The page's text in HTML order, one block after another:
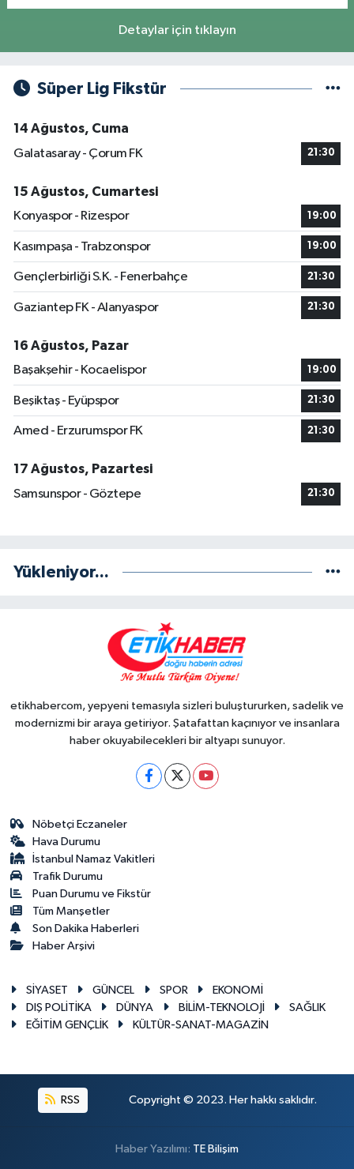
Detaylar için tıklayın
Süper Lig Fikstür
14 Ağustos, Cuma
Galatasaray - Çorum FK
21:30
15 Ağustos, Cumartesi
Konyaspor - Rizespor
19:00
Kasımpaşa - Trabzonspor 19:00
Gençlerbirliği S.K. - Fenerbahçe 21:30
Gaziantep FK - Alanyaspor 21:30
16 Ağustos, Pazar
Başakşehir - Kocaelispor
19:00
Beşiktaş - Eyüpspor 21:30
Amed - Erzurumspor FK 21:30
17 Ağustos, Pazartesi
Samsunspor - Göztepe
21:30
Yükleniyor...
etikhabercom, yepyeni temasıyla sizleri buluştururken, sadelik ve
modernizmi bir araya getiriyor. Şatafattan kaçınıyor ve insanlara
haber okuyabilecekleri bir altyapı sunuyor.
Nöbetçi Eczaneler
Hava Durumu
İstanbul Namaz Vakitleri
Trafik Durumu
Puan Durumu ve Fikstür
Tüm Manşetler
Son Dakika Haberleri
Haber Arşivi
SİYASET GÜNCEL SPOR
EKONOMİ
DIŞ POLİTİKA
DÜNYA BİLİM-TEKNOLOJİ
SAĞLIK
EĞİTİM GENÇLİK
KÜLTÜR-SANAT-MAGAZİN
RSS Copyright © 2023. Her hakkı saklıdır.
Haber Yazılımı: TE Bilişim